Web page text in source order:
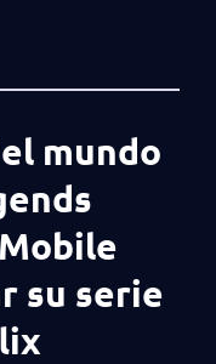
mundo
su serie